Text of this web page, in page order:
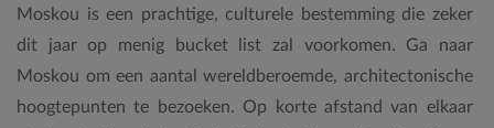
Moskou is een prachtige, culturele bestemming die zeker
dit jaar op menig bucket list zal voorkomen. Ga naar
Moskou om een aantal wereldberoemde, architectonische
hoogtepunten te bezoeken. Op korte afstand van elkaar